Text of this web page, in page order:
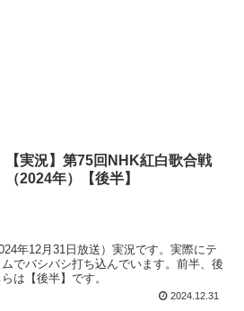
【実況】第75回NHK紅白歌合戦
（2024年）【後半】
年12月31日放送）実況です。実際にテ
でバシバシ打ち込んでいます。前半、後
は【後半】です。
2024.12.31